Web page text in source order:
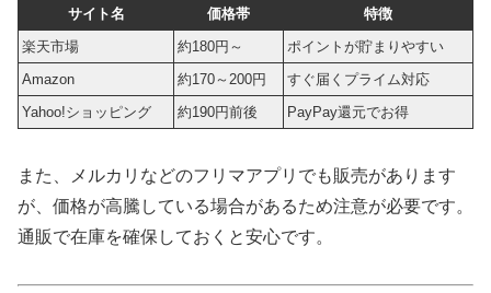
サイト名 価格帯
特徴
楽天市場
約180円～
ポイントが貯まりやすい
Amazon
約170～200円
すぐ届くプライム対応
Yahoo!ショッピング
約190円前後 PayPay還元でお得
また、メルカリなどのフリマアプリでも販売があります
が、価格が高騰している場合があるため注意が必要です。
通販で在庫を確保しておくと安心です。